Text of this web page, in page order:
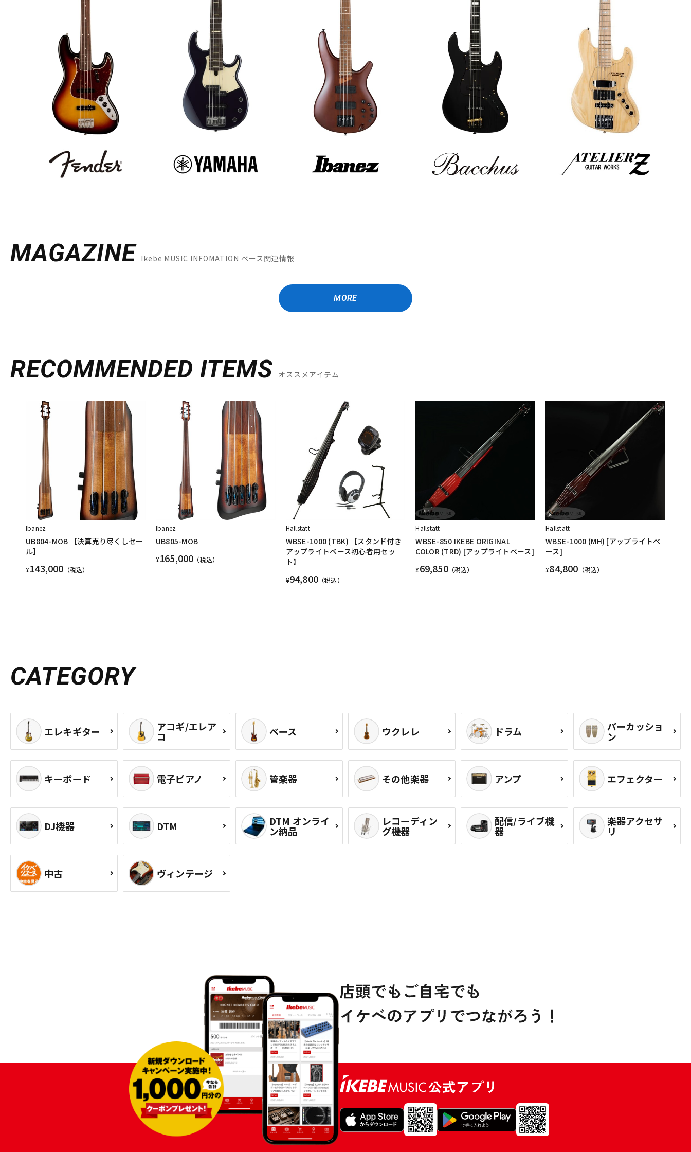
MAGAZINE Ikebe MUSIC INFOMATION ベース関連情報
MORE
RECOMMENDED ITEMS オススメアイテム
Ibanez
UB804-MOB 【決算売り尽くしセー
ル】
¥143,000 （税込）
Ibanez
UB805-MOB
¥165,000 （税込）
Hallstatt
WBSE-1000 (TBK) 【スタンド付き
アップライトベース初心者用セッ
ト】
¥94,800 （税込）
Hallstatt
WBSE-850 IKEBE ORIGINAL
COLOR (TRD) [アップライトベース]
¥69,850（税込）
Hallstatt
WBSE-1000 (MH) [アップライトベ
ース]
¥84,800 （税込）
CATEGORY
エレキギター アコギ/エレア
コ ベース ウクレレ ドラム パーカッショ
ン
キーボード 電子ピアノ 管楽器 その他楽器 アンプ エフェクター
DJ機器 DTM DTM オンライ
ン納品
レコーディン
グ機器
配信/ライブ機
器
楽器アクセサ
リ
中古 ヴィンテージ